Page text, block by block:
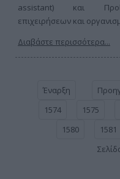
assistant) και
επιχειρήσεων και
Διαβάστε περισσότερα...
Έναρξη
1574
1575
1580
1581